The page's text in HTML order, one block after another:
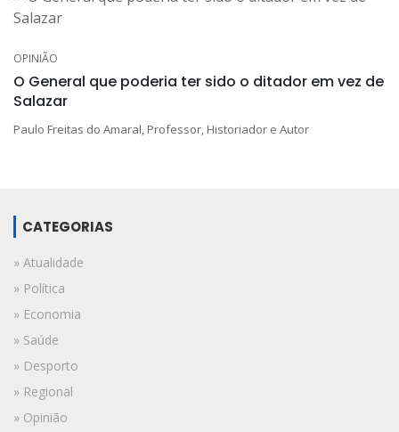
OPINIÃO
O General que poderia ter sido o ditador em vez de
Salazar
Paulo Freitas do Amaral, Professor, Historiador e Autor
CATEGORIAS
» Atualidade
» Política
» Economia
» Saúde
» Desporto
» Regional
» Opinião